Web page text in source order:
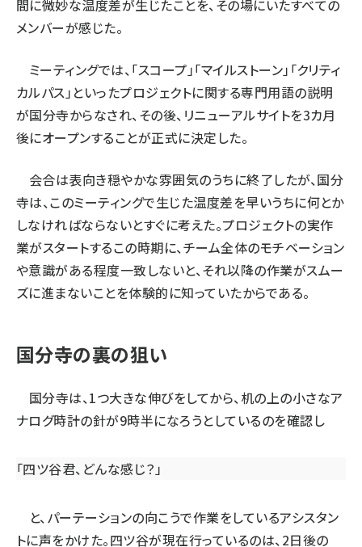
間に微妙な温度差が生じたことを、その場にいたすべての
メンバーが感じた。
ミーティングでは、「スコープ」「マイルストーン」「クリティ
カルパス」といったプロジェクトに関する専門用語の説明
が国分寺からなされ、その後、リニューアルサイトを3カ月
後にオープンすることが正式に決定した。
会合は表向き穏やかな雰囲気のうちに終了したが、国分
寺は、このミーティングで生じた温度差を早いうちに何とか
しなければならないとすぐに考えた。プロジェクトの実作
業がスタートするこの時期に、チーム全体のモチベーション
や意識がある程度一致しないと、それ以降の作業がスムー
ズに進まないことを体験的に知っていたからである。
国分寺の裏の狙い
国分寺は、1つ大きな伸びをしてから、机の上の小さなア
ナログ時計の針が9時半になろうとしているのを確認し
「四ツ谷君、どんな感じ？」
と、パーテーションの向こうで作業をしているアシスタン
トに声をかけた。四ツ谷が現在行っているのは、2日後の